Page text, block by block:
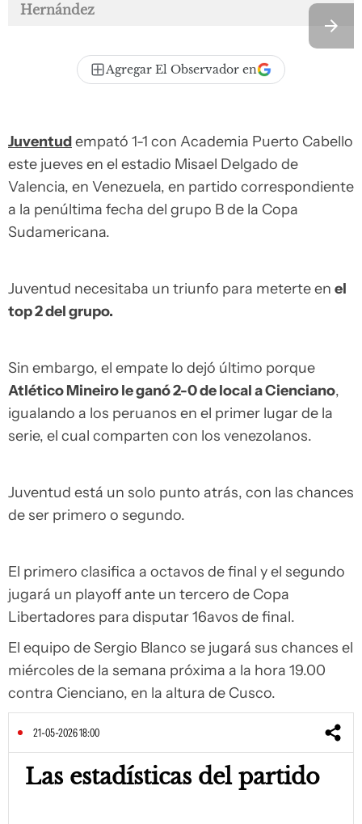
Hernández
Agregar El Observador en
Juventudempató 1-1 con Academia Puerto Cabello
este jueves en el estadio Misael Delgado de
Valencia, en Venezuela, en partido correspondiente
a la penúltima fecha del grupo B de la Copa
Sudamericana.
Juventud necesitaba un triunfo para meterte en el
top 2 del grupo.
Sin embargo, el empate lo dejó último porque
Atlético Mineiro le ganó 2-0 de local a Cienciano,
igualando a los peruanos en el primer lugar de la
serie, el cual comparten con los venezolanos.
Juventud está un solo punto atrás, con las chances
de ser primero o segundo.
El primero clasifica a octavos de final y el segundo
jugará un playoff ante un tercero de Copa
Libertadores para disputar 16avos de final.
El equipo de Sergio Blanco se jugará sus chances el
miércoles de la semana próxima a la hora 19.00
contra Cienciano, en la altura de Cusco.
21-05-2026 18:00
Las estadísticas del partido